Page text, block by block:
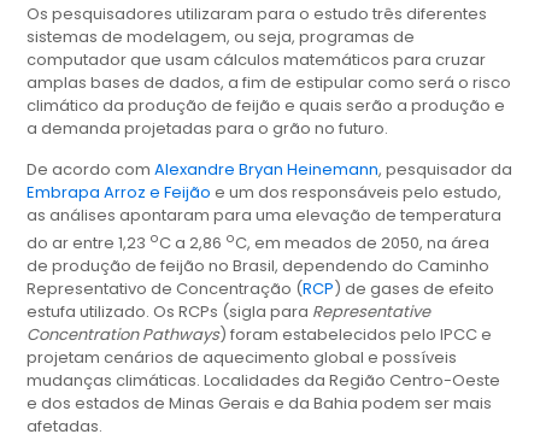
Os pesquisadores utilizaram para o estudo três diferentes
sistemas de modelagem, ou seja, programas de
computador que usam cálculos matemáticos para cruzar
amplas bases de dados, a fim de estipular como será o risco
climático da produção de feijão e quais serão a produção e
a demanda projetadas para o grão no futuro.
De acordo comAlexandre Bryan Heinemann, pesquisador da
Embrapa Arroz e Feijão e um dos responsáveis pelo estudo,
as análises apontaram para uma elevação de temperatura
do ar entre 1,23 oC a 2,86 oC, em meados de 2050, na área
de produção de feijão no Brasil, dependendo do Caminho
Representativo de Concentração (RCP) de gases de efeito
estufa utilizado. Os RCPs (sigla para Representative
Concentration Pathways) foram estabelecidos pelo IPCC e
projetam cenários de aquecimento global e possíveis
mudanças climáticas. Localidades da Região Centro-Oeste
e dos estados de Minas Gerais e da Bahia podem ser mais
afetadas.